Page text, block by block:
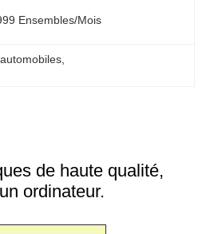
Ensembles/mois
,
de haute qualité,
ordinateur.